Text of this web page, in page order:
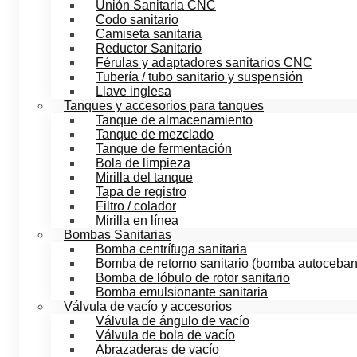
Unión Sanitaria CNC
Codo sanitario
Camiseta sanitaria
Reductor Sanitario
Férulas y adaptadores sanitarios CNC
Tubería / tubo sanitario y suspensión
Llave inglesa
Tanques y accesorios para tanques
Tanque de almacenamiento
Tanque de mezclado
Tanque de fermentación
Bola de limpieza
Mirilla del tanque
Tapa de registro
Filtro / colador
Mirilla en línea
Bombas Sanitarias
Bomba centrífuga sanitaria
Bomba de retorno sanitario (bomba
Bomba de lóbulo de rotor sanitario
Bomba emulsionante sanitaria
Válvula de vacío y accesorios
Válvula de ángulo de vacío
Válvula de bola de vacío
Abrazaderas de vacío